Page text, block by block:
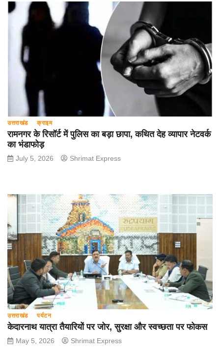
उत्तराखंड क्राइम
रामनगर के रिसॉर्ट में पुलिस का बड़ा छापा, कथित देह व्यापार नेटवर्क
का भंडाफोड़
July 5, 2026 Shrimat Express
उत्तराखंड पर्यटन
केदारनाथ यात्रा तैयारियों पर जोर, सुरक्षा और स्वच्छता पर फोकस
May 5, 2026 Shrimat Express